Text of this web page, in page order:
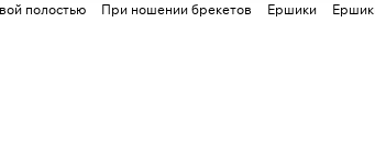
полостью При ношении брекетов Ершики